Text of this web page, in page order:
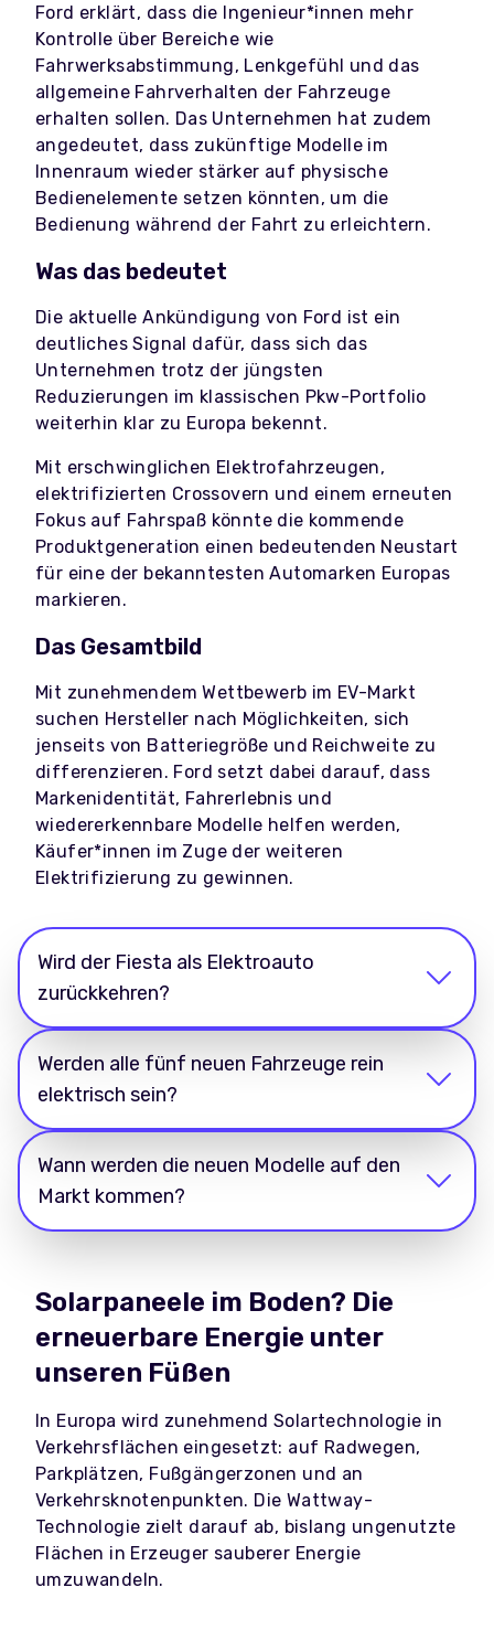
Ford erklärt, dass die Ingenieur*innen mehr
Kontrolle über Bereiche wie
Fahrwerksabstimmung, Lenkgefühl und das
allgemeine Fahrverhalten der Fahrzeuge
erhalten sollen. Das Unternehmen hat zudem
angedeutet, dass zukünftige Modelle im
Innenraum wieder stärker auf physische
Bedienelemente setzen könnten, um die
Bedienung während der Fahrt zu erleichtern.
Was das bedeutet
Die aktuelle Ankündigung von Ford ist ein
deutliches Signal dafür, dass sich das
Unternehmen trotz der jüngsten
Reduzierungen im klassischen Pkw-Portfolio
weiterhin klar zu Europa bekennt.
Mit erschwinglichen Elektrofahrzeugen,
elektrifizierten Crossovern und einem erneuten
Fokus auf Fahrspaß könnte die kommende
Produktgeneration einen bedeutenden Neustart
für eine der bekanntesten Automarken Europas
markieren.
Das Gesamtbild
Mit zunehmendem Wettbewerb im EV-Markt
suchen Hersteller nach Möglichkeiten, sich
jenseits von Batteriegröße und Reichweite zu
differenzieren. Ford setzt dabei darauf, dass
Markenidentität, Fahrerlebnis und
wiedererkennbare Modelle helfen werden,
Käufer*innen im Zuge der weiteren
Elektrifizierung zu gewinnen.
Wird der Fiesta als Elektroauto
zurückkehren?
Werden alle fünf neuen Fahrzeuge rein
elektrisch sein?
Wann werden die neuen Modelle auf den
Markt kommen?
Solarpaneele im Boden? Die
erneuerbare Energie unter
unseren Füßen
In Europa wird zunehmend Solartechnologie in
Verkehrsflächen eingesetzt: auf Radwegen,
Parkplätzen, Fußgängerzonen und an
Verkehrsknotenpunkten. Die Wattway-
Technologie zielt darauf ab, bislang ungenutzte
Flächen in Erzeuger sauberer Energie
umzuwandeln.